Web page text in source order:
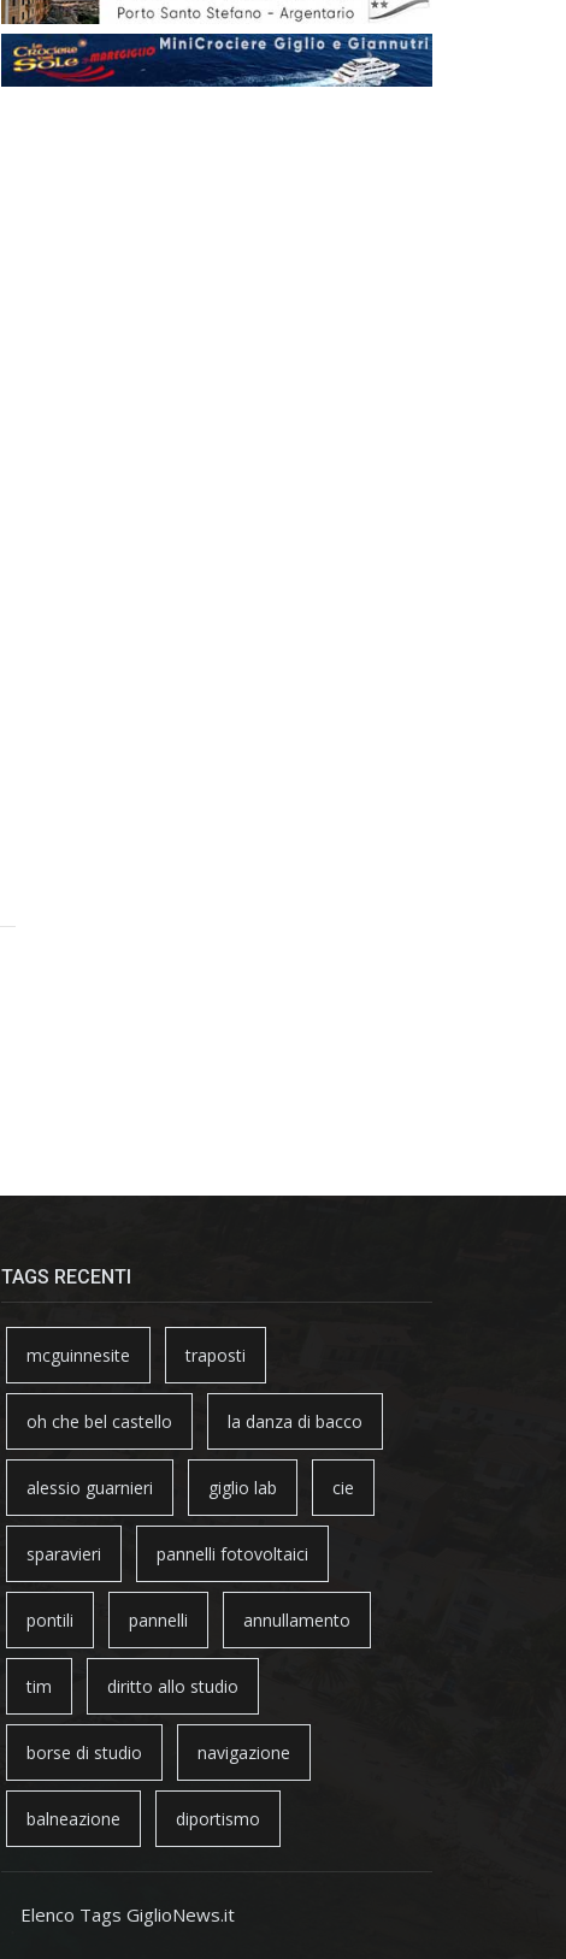
TAGS RECENTI
mcguinnesite traposti
oh che bel castello la danza di bacco
alessio guarnieri giglio lab cie
sparavieri pannelli fotovoltaici
pontili pannelli annullamento
tim diritto allo studio
borse di studio navigazione
balneazione diportismo
Elenco Tags GiglioNews.it